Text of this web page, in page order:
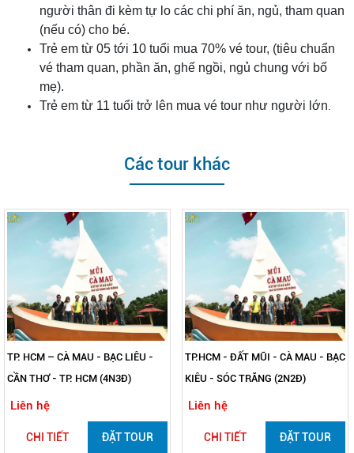
người thân đi kèm tự lo các chi phí ăn, ngủ, tham quan
(nếu có) cho bé.
Trẻ em từ 05 tới 10 tuổi mua 70% vé tour, (tiêu chuẩn
vé tham quan, phần ăn, ghế ngồi, ngủ chung với bố
mẹ).
Trẻ em từ 11 tuổi trở lên mua vé tour như người lớn.
Các tour khác
TP. HCM – CÀ MAU - BẠC LIÊU -
CẦN THƠ - TP. HCM (4N3Đ)
Liên hệ
CHI TIẾT ĐẶT TOUR
TP.HCM - ĐẤT MŨI - CÀ MAU - BẠC
KIÊU - SÓC TRĂNG (2N2Đ)
Liên hệ
CHI TIẾT ĐẶT TOUR